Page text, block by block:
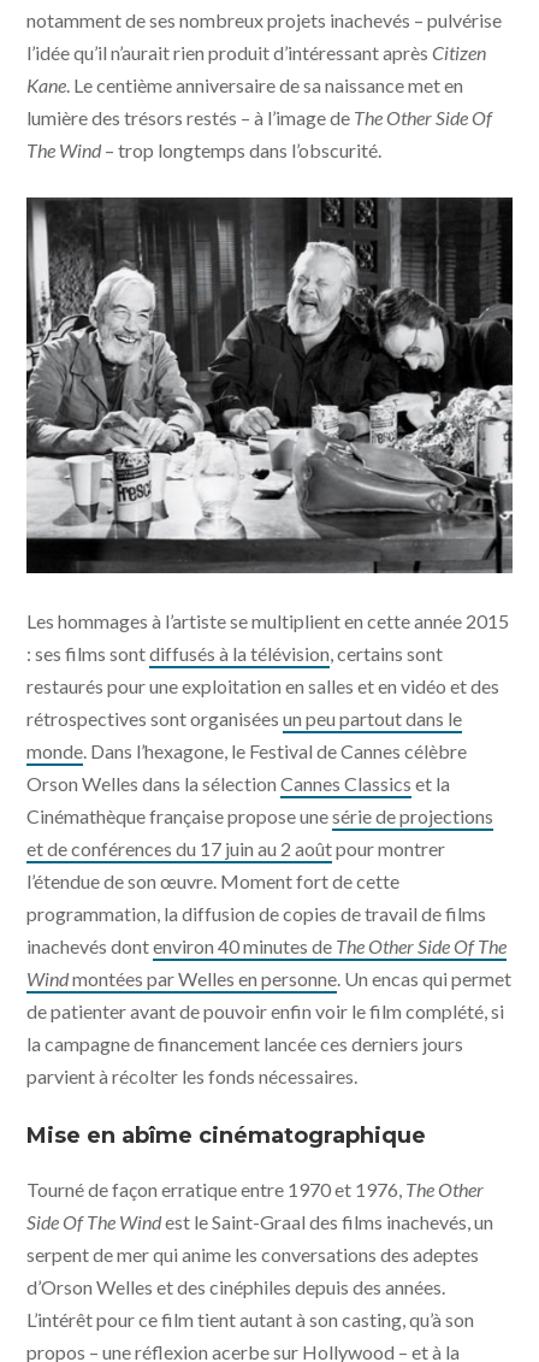
notamment de ses nombreux projets inachevés – pulvérise
l’idée qu’il n’aurait rien produit d’intéressant aprèsCitizen
Kane . Le centième anniversaire de sa naissance met en
lumière des trésors restés – à l’image de The Other Side Of
The Wind– trop longtemps dans l’obscurité.
Steven Jaffe/Courtesy of The Welles-Kodar Collection,
University of Michigan
Les hommages à l’artiste se multiplient en cette année 2015
: ses films sontdiffusés à la télévision, certains sont
restaurés pour une exploitation en salles et en vidéo et des
rétrospectives sont organiséesun peu partout dans le
monde. Dans l’hexagone, le Festival de Cannes célèbre
Orson Welles dans la sélectionCannes Classics et la
Cinémathèque française propose unesérie de projections
et de conférences du 17 juin au 2 aoûtpour montrer
l’étendue de son œuvre. Moment fort de cette
programmation, la diffusion de copies de travail de films
inachevés dontenviron 40 minutes de The Other Side Of The
Windmontées par Welles en personne. Un encas qui permet
de patienter avant de pouvoir enfin voir le film complété, si
la campagne de financement lancée ces derniers jours
parvient à récolter les fonds nécessaires.
Mise en abîme cinématographique
Tourné de façon erratique entre 1970 et 1976, The Other
Side Of The Windest le Saint-Graal des films inachevés, un
serpent de mer qui anime les conversations des adeptes
d’Orson Welles et des cinéphiles depuis des années.
L’intérêt pour ce film tient autant à son casting, qu’à son
propos – une réflexion acerbe sur Hollywood – et à la